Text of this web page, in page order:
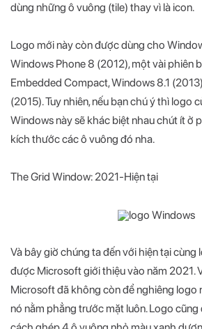
dùng những ô vuông (tile) thay vì là icon.
Logo mới này còn được dùng cho
Windows Phone 8 (2012), một vài phiên
Embedded Compact, Windows 8.1
(2015). Tuy nhiên, nếu bạn chú ý thì logo
Windows này sẽ khác biệt nhau chút ít ở
kích thước các ô vuông đó nha.
The Grid Window: 2021-Hiện tại
Và bây giờ chúng ta đến với hiện tại cùng
được Microsoft giới thiệu vào năm 2021.
Microsoft đã không còn để nghiêng logo
nó nằm phẳng trước mặt luôn. Logo